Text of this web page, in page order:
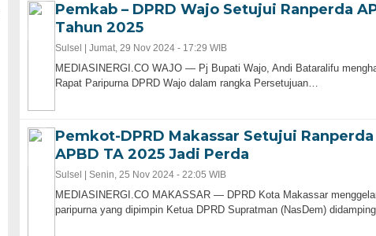
Pemkab – DPRD Wajo Setujui Ranperda
Tahun 2025
Sulsel | Jumat, 29 Nov 2024 - 17:29 WIB
MEDIASINERGI.CO WAJO — Pj Bupati Wajo, Andi Bataralifu
Rapat Paripurna DPRD Wajo dalam rangka Persetujuan…
Pemkot-DPRD Makassar Setujui Ranperda
APBD TA 2025 Jadi Perda
Sulsel | Senin, 25 Nov 2024 - 22:05 WIB
MEDIASINERGI.CO MAKASSAR — DPRD Kota Makassar
paripurna yang dipimpin Ketua DPRD Supratman (NasDem)